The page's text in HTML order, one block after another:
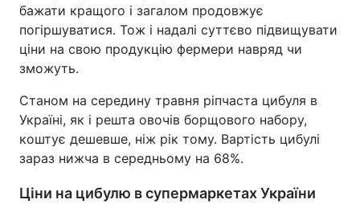
бажати кращого і загалом продовжує
погіршуватися. Тож і надалі суттєво підвищувати
ціни на свою продукцію фермери навряд чи
зможуть.
Станом на середину травня ріпчаста цибуля в
Україні, як і решта овочів борщового набору,
коштує дешевше, ніж рік тому. Вартість цибулі
зараз нижча в середньому на 68%.
Ціни на цибулю в супермаркетах України